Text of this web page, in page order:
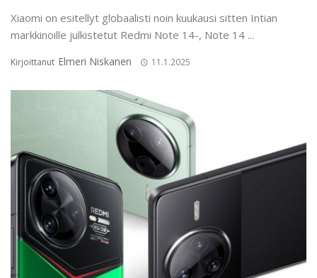
Xiaomi on esitellyt globaalisti noin kuukausi sitten Intian
markkinoille julkistetut Redmi Note 14-, Note 14 ...
Kirjoittanut Elmeri Niskanen 11.1.2025